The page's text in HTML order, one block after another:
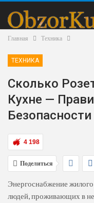
Главная Техника
ТЕХНИКА
Сколько
Кухне —
Безопасности
4 198
Поделиться
Энергоснабжение
людей, проживающих в